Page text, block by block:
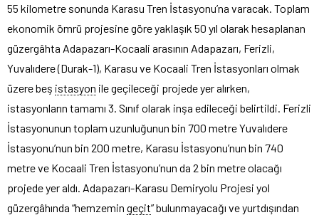
55 kilometre sonunda Karasu Tren İstasyonu’na varacak. Toplam
ekonomik ömrü projesine göre yaklaşık 50 yıl olarak hesaplanan
güzergâhta Adapazarı-Kocaali arasının Adapazarı, Ferizli,
Yuvalıdere (Durak-1), Karasu ve Kocaali Tren İstasyonları olmak
üzere beş istasyon ile geçileceği projede yer alırken,
istasyonların tamamı 3. Sınıf olarak inşa edileceği belirtildi. Ferizli
İstasyonunun toplam uzunluğunun bin 700 metre Yuvalıdere
İstasyonu’nun bin 200 metre, Karasu İstasyonu’nun bin 740
metre ve Kocaali Tren İstasyonu’nun da 2 bin metre olacağı
projede yer aldı. Adapazarı-Karasu Demiryolu Projesi yol
güzergâhında “hemzemin geçit” bulunmayacağı ve yurtdışından